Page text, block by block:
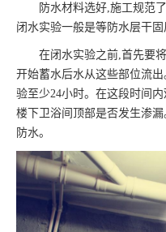
防水材料选好,施工规范
闭水实验一般是等防水层干固
在闭水实验之前,首先要
开始蓄水后水从这些部位流
验至少24小时。在这段时间
楼下卫浴间顶部是否发生渗
防水。